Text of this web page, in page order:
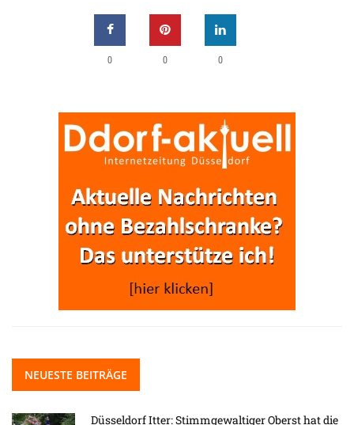
0 0 0
NEUESTE BEITRÄGE
Düsseldorf Itter: Stimmgewaltiger Oberst hat die